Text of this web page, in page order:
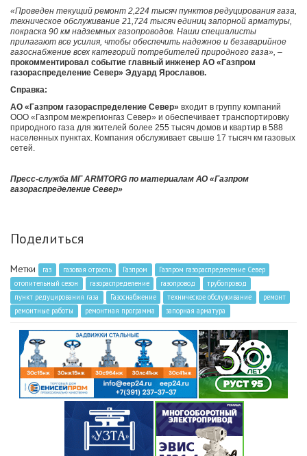
«Проведен текущий ремонт 2,224 тысяч пунктов редуцирования газа,
техническое обслуживание 21,724 тысяч единиц запорной арматуры,
покраска 90 км надземных газопроводов. Наши специалисты
прилагают все усилия, чтобы обеспечить надежное и безаварийное
газоснабжение всех категорий потребителей природного газа», –
прокомментировал событие главный инженер АО «Газпром
газораспределение Север» Эдуард Ярославов.
Справка:
АО «Газпром газораспределение Север» входит в группу компаний
ООО «Газпром межрегионгаз Север» и обеспечивает транспортировку
природного газа для жителей более 255 тысяч домов и квартир в 588
населенных пунктах. Компания обслуживает свыше 17 тысяч км газовых
сетей.
Пресс-служба МГ ARMTORG по материалам АО «Газпром
газораспределение Север»
Поделиться
Метки газ газовая отрасль Газпром
Газпром газораспределение Север
отопительный сезон
газораспределение газопровод
трубопровод
пункт редуцирования газа
Газоснабжение техническое обслуживание
ремонт
ремонтные работы
ремонтная программа запорная арматура